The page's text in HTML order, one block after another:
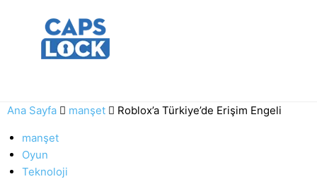
Ana Sayfa manşet Roblox’a Türkiye’de Erişim Engeli
manşet
Oyun
Teknoloji